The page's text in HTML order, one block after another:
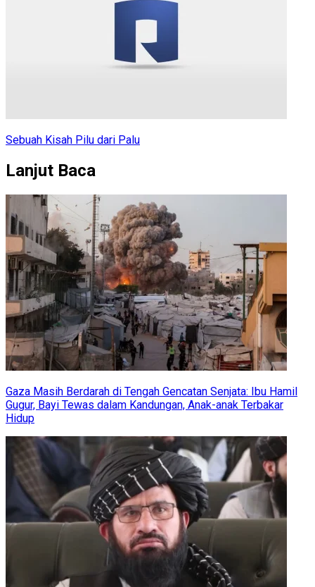
Sebuah Kisah Pilu dari Palu
Lanjut Baca
Gaza Masih Berdarah di Tengah Gencatan Senjata: Ibu Hamil
Gugur, Bayi Tewas dalam Kandungan, Anak-anak Terbakar
Hidup